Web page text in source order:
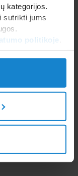
kategorijos.
sutrikti jums
politikoje
su
paštu